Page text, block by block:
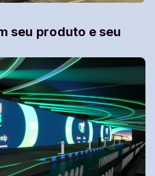
seu produto e seu